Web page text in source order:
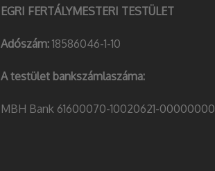
EGRI FERTÁLYMESTERI TESTÜLET
Adószám: 18586046-1-10
A testület bankszámlaszáma:
MBH Bank 61600070-10020621-00000000